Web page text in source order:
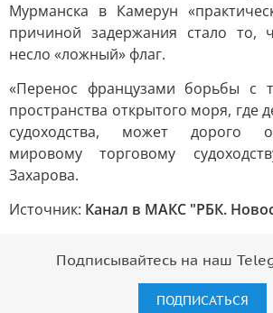
Мурманска в Камерун
причиной задержания стало то,
несло «ложный» флаг.
«Перенос французами борьбы с
пространства открытого моря, где
судоходства, может дорого
мировому торговому
Захарова.
Источник: Канал в МАКС "РБК.
Подписывайтесь на наш
ПОДПИСАТЬСЯ